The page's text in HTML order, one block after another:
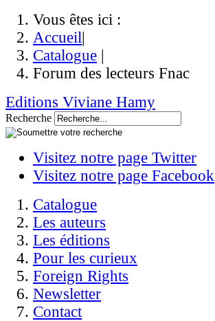
Vous êtes ici :
Accueil|
Catalogue |
Forum des lecteurs Fnac
Editions Viviane Hamy
Recherche
Visitez notre page Twitter
Visitez notre page Facebook
Catalogue
Les auteurs
Les éditions
Pour les curieux
Foreign Rights
Newsletter
Contact